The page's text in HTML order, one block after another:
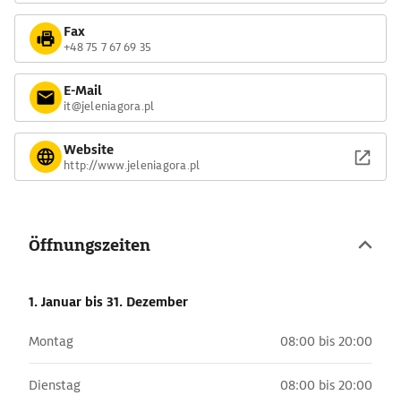
Fax
+48 75 7 67 69 35
E-Mail
it@jeleniagora.pl
Website
http://www.jeleniagora.pl
Öffnungszeiten
1. Januar bis 31. Dezember
Montag 08:00 bis 20:00
Dienstag 08:00 bis 20:00